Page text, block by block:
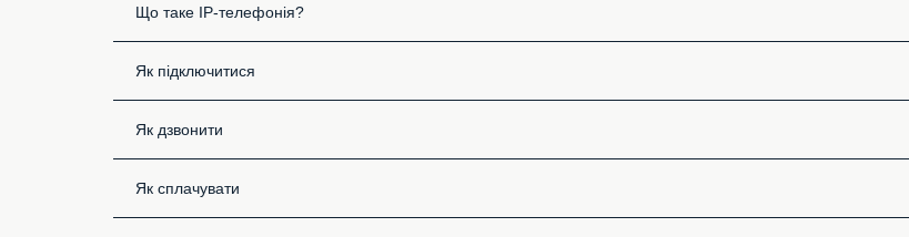
Що таке IP-телефонія?
Як підключитися
Як дзвонити
Як сплачувати